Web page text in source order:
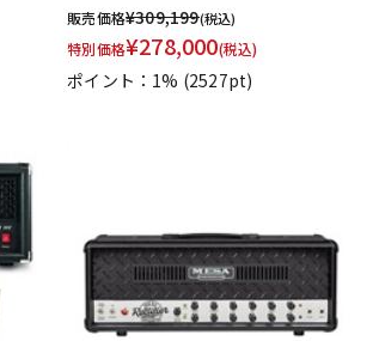
販売価格¥309,199(税込)
特別価格¥278,000(税込)
ポイント：1% (2527pt)